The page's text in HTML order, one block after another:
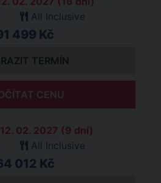
All Inclusive
499 Kč
TERMÍN
CENU
02. 2027 (9 dní)
All Inclusive
012 Kč